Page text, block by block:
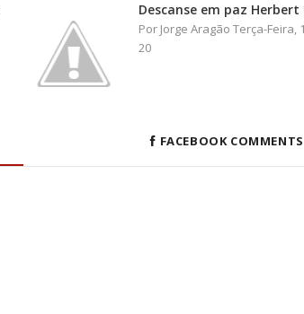
Descanse em paz
Por Jorge Aragão Terça-Feira,
20
FACEBOOK COMMENTS